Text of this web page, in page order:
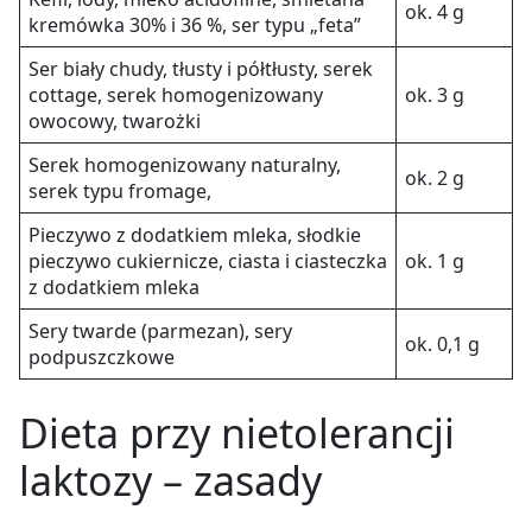
kremówka 30% i 36 %, ser typu „feta”
ok. 4 g
Ser biały chudy, tłusty i półtłusty, serek
cottage, serek homogenizowany
owocowy, twarożki
ok. 3 g
Serek homogenizowany naturalny,
serek typu fromage,
ok. 2 g
Pieczywo z dodatkiem mleka, słodkie
pieczywo cukiernicze, ciasta i ciasteczka
z dodatkiem mleka
ok. 1 g
Sery twarde (parmezan), sery
podpuszczkowe
ok. 0,1 g
Dieta przy nietolerancji
laktozy – zasady